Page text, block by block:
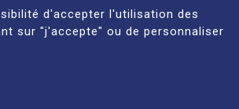
d'accepter l'utilisation des
sur "j'accepte" ou de personnaliser